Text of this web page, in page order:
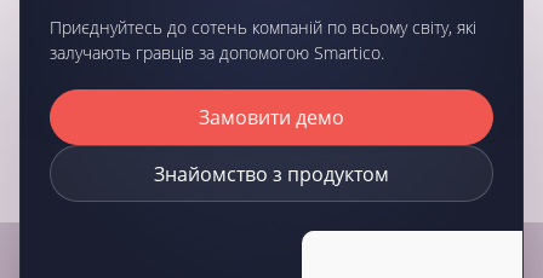
Приєднуйтесь до сотень компаній по всьому світу, які
залучають гравців за допомогою Smartico.
Замовити демо
Знайомство з продуктом